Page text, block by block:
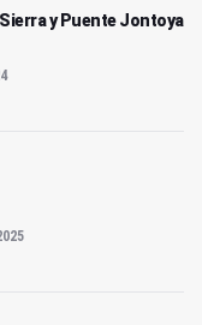
y Puente Jontoya